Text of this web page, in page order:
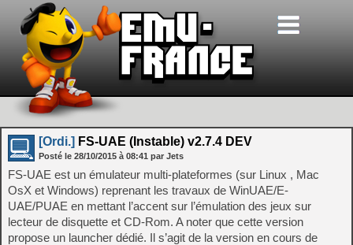
[Ordi.] FS-UAE (Instable) v2.7.4 DEV
Posté le 28/10/2015 à 08:41 par Jets
FS-UAE est un émulateur multi-plateformes (sur Linux , Mac
OsX et Windows) reprenant les travaux de WinUAE/E-
UAE/PUAE en mettant l’accent sur l’émulation des jeux sur
lecteur de disquette et CD-Rom. A noter que cette version
propose un launcher dédié. Il s’agit de la version en cours de